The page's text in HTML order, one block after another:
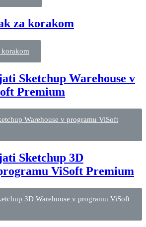
za korakom
Sketchup Warehouse v
Premium
Warehouse v programu ViSoft
Sketchup 3D
ViSoft Premium
3D Warehouse v programu ViSoft